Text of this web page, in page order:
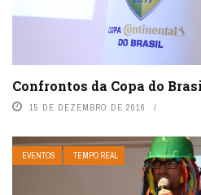
Confrontos da Copa do
15 DE DEZEMBRO DE 2016
EVENTOS TEMPO REAL